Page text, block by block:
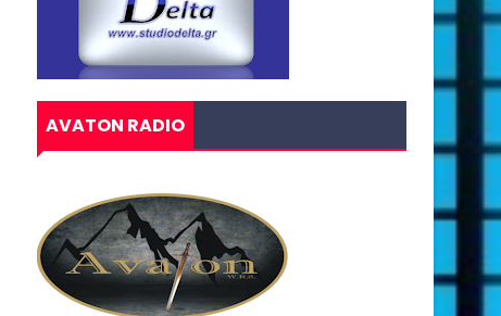
AVATON RADIO